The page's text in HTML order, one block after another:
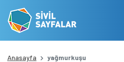
Anasayfa yağmurkuşu